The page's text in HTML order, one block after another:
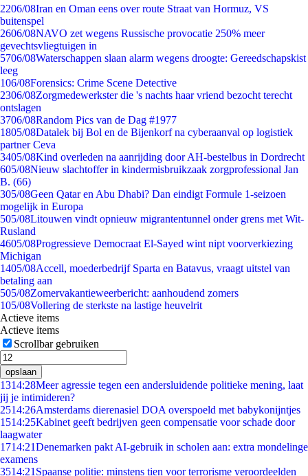
2206/08Iran en Oman eens over route Straat van Hormuz, VS
buitenspel
2606/08NAVO zet wegens Russische provocatie 250% meer
gevechtsvliegtuigen in
5706/08Waterschappen slaan alarm wegens droogte: Gereedschapskist
leeg
106/08Forensics: Crime Scene Detective
2306/08Zorgmedewerkster die 's nachts haar vriend bezocht terecht
ontslagen
3706/08Random Pics van de Dag #1977
1805/08Datalek bij Bol en de Bijenkorf na cyberaanval op logistiek
partner Ceva
3405/08Kind overleden na aanrijding door AH-bestelbus in Dordrecht
605/08Nieuw slachtoffer in kindermisbruikzaak zorgprofessional Jan
B. (66)
305/08Geen Qatar en Abu Dhabi? Dan eindigt Formule 1-seizoen
mogelijk in Europa
505/08Litouwen vindt opnieuw migrantentunnel onder grens met Wit-
Rusland
4605/08Progressieve Democraat El-Sayed wint nipt voorverkiezing
Michigan
1405/08Accell, moederbedrijf Sparta en Batavus, vraagt uitstel van
betaling aan
505/08Zomervakantieweerbericht: aanhoudend zomers
105/08Vollering de sterkste na lastige heuvelrit
Actieve items
Actieve items
Scrollbar gebruiken
opslaan
1314:28Meer agressie tegen een andersluidende politieke mening, laat
jij je intimideren?
2514:26Amsterdams dierenasiel DOA overspoeld met babykonijntjes
1514:25Kabinet geeft bedrijven geen compensatie voor schade door
laagwater
1714:21Denemarken pakt AI-gebruik in scholen aan: extra mondelinge
examens
3514:21 Spaanse politie: minstens tien voor terrorisme veroordeelden